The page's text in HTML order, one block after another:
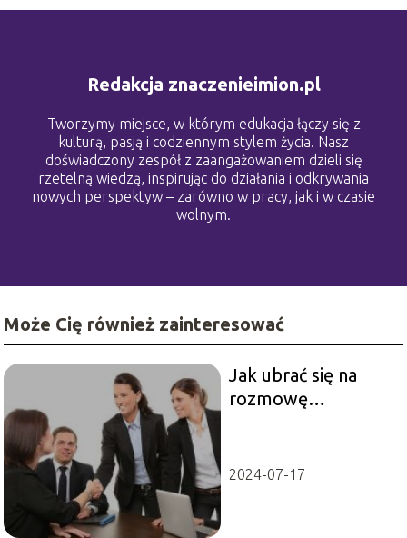
Redakcja znaczenieimion.pl
Tworzymy miejsce, w którym edukacja łączy się z
kulturą, pasją i codziennym stylem życia. Nasz
doświadczony zespół z zaangażowaniem dzieli się
rzetelną wiedzą, inspirując do działania i odkrywania
nowych perspektyw – zarówno w pracy, jak i w czasie
wolnym.
Może Cię również zainteresować
Jak ubrać się na
rozmowę
2024-07-17